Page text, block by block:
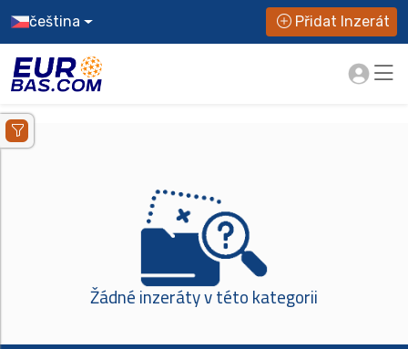
čeština Přidat Inzerát
Žádné inzeráty v této kategorii